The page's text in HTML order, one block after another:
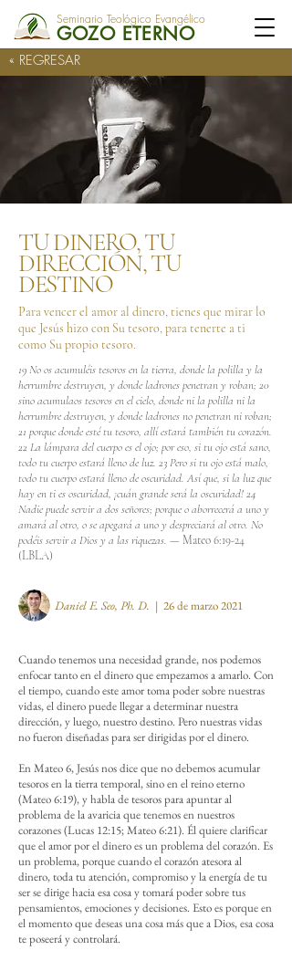
Seminario Teológico Evangélico
GOZO ETERNO
« REGRESAR
TU DINERO, TU
DIRECCIÓN, TU
DESTINO
Para vencer el amor al dinero, tienes que mirar lo
que Jesús hizo con Su tesoro, para tenerte a ti
como Su propio tesoro.
19 No os acumuléis tesoros en la tierra, donde la polilla y la
herrumbre destruyen, y donde ladrones penetran y roban; 20
sino acumulaos tesoros en el cielo, donde ni la polilla ni la
herrumbre destruyen, y donde ladrones no penetran ni roban;
21 porque donde esté tu tesoro, allí estará también tu corazón.
22 La lámpara del cuerpo es el ojo; por eso, si tu ojo está sano,
todo tu cuerpo estará lleno de luz. 23 Pero si tu ojo está malo,
todo tu cuerpo estará lleno de oscuridad. Así que, si la luz que
hay en ti es oscuridad, ¡cuán grande será la oscuridad! 24
Nadie puede servir a dos señores; porque o aborrecerá a uno y
amará al otro, o se apegará a uno y despreciará al otro. No
podéis servir a Dios y a las riquezas. — Mateo 6:19-24
(LBLA)
Daniel E. Seo, Ph. D. | 26 de marzo 2021
Cuando tenemos una necesidad grande, nos podemos
enfocar tanto en el dinero que empezamos a amarlo. Con
el tiempo, cuando este amor toma poder sobre nuestras
vidas, el dinero puede llegar a determinar nuestra
dirección, y luego, nuestro destino. Pero nuestras vidas
no fueron diseñadas para ser dirigidas por el dinero.
En Mateo 6, Jesús nos dice que no debemos acumular
tesoros en la tierra temporal, sino en el reino eterno
(Mateo 6:19), y habla de tesoros para apuntar al
problema de la avaricia que tenemos en nuestros
corazones (Lucas 12:15; Mateo 6:21). Él quiere clarificar
que el amor por el dinero es un problema del corazón. Es
un problema, porque cuando el corazón atesora al
dinero, toda tu atención, compromiso y la energía de tu
ser se dirige hacia esa cosa y tomará poder sobre tus
pensamientos, emociones y decisiones. Esto es porque en
el momento que deseas una cosa más que a Dios, esa cosa
te poseerá y controlará.